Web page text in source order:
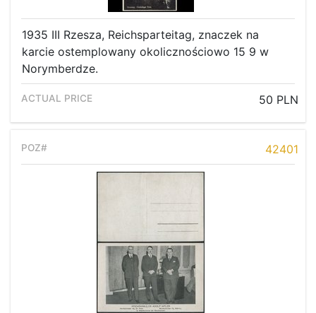
1935 III Rzesza, Reichsparteitag, znaczek na
karcie ostemplowany okolicznościowo 15 9 w
Norymberdze.
50 PLN
42401